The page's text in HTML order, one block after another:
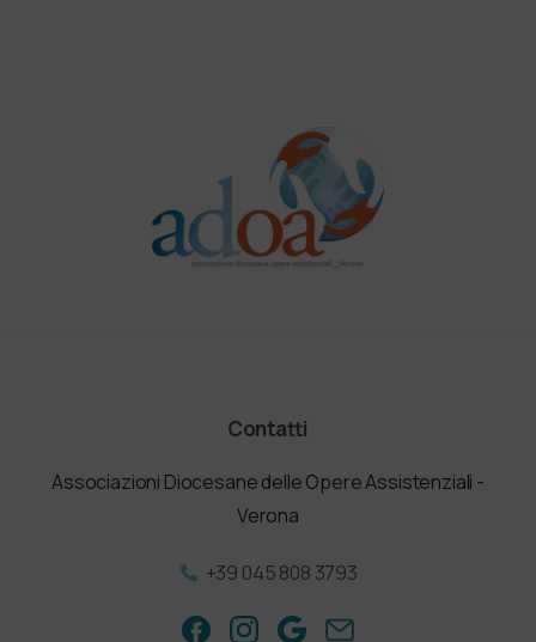
Contatti
Associazioni Diocesane delle Opere Assistenziali -
Verona
+39 045 808 3793